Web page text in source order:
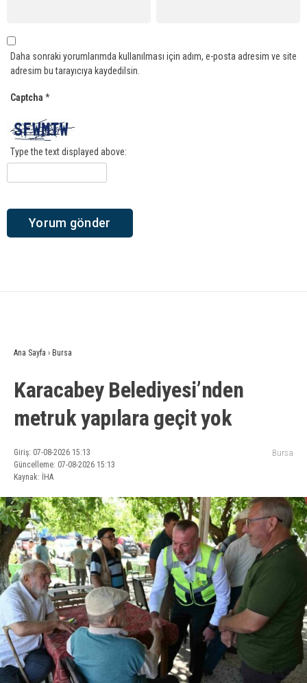
Daha sonraki yorumlarımda kullanılması için adım, e-posta adresim ve site
adresim bu tarayıcıya kaydedilsin.
Captcha *
Type the text displayed above:
Ana Sayfa › Bursa
Karacabey Belediyesi’nden
metruk yapılara geçit yok
Giriş: 07-08-2026 15:13
Güncelleme: 07-08-2026 15:13
Kaynak: İHA
Bursa